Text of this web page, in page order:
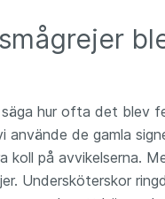
hur ofta det blev
använde de gamla
koll på avvikelserna.
Undersköterskor